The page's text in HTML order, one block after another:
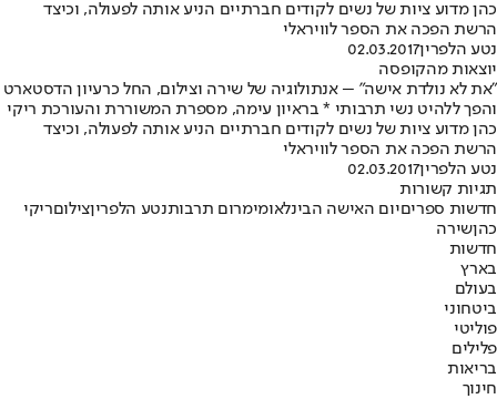
כהן מדוע ציות של נשים לקודים חברתיים הניע אותה לפעולה, וכיצד
הרשת הפכה את הספר לוויראלי
נטע הלפרין02.03.2017
יוצאות מהקופסה
"את לא נולדת אישה" – אנתולוגיה של שירה וצילום, החל כרעיון הדסטארט
והפך ללהיט נשי תרבותי * בראיון עימה, מספרת המשוררת והעורכת ריקי
כהן מדוע ציות של נשים לקודים חברתיים הניע אותה לפעולה, וכיצד
הרשת הפכה את הספר לוויראלי
נטע הלפרין02.03.2017
תגיות קשורות
חדשות ספריםיום האישה הבינלאומימרום תרבותנטע הלפריןצילוםריקי
כהןשירה
חדשות
בארץ
בעולם
ביטחוני
פוליטי
פלילים
בריאות
חינוך